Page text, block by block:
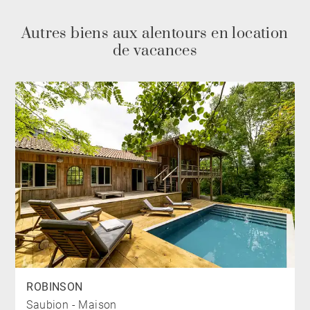
À l’étage inférieur, deux chambres supplémentaires
partagent une salle de douche et un WC indépendant.
indépendant, équipé d’une salle de douche, d’une
cuisine et d’une terrasse privative.
L’ensemble bénéficie d’une belle ouverture sur
l’extérieur, offrant une vue imprenable sur la forêt, les
montagnes et l’océan.
LE « PLUS » :
Ses larges baies vitrées et ses spacieuses terrasses
offrent, depuis chaque espace de la villa, une vue
Pyrénées.
Autres biens aux alentours en location
de vacances
ROBINSON
Saubion - Maison